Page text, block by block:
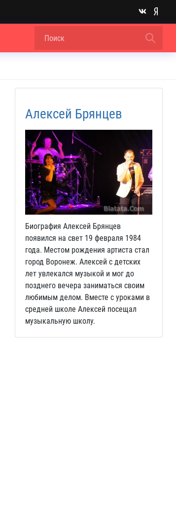
Алексей Брянцев
Биография Алексей Брянцев
появился на свет 19 февраля 1984
года. Местом рождения артиста стал
город Воронеж. Алексей с детских
лет увлекался музыкой и мог до
позднего вечера заниматься своим
любимым делом. Вместе с уроками в
средней школе Алексей посещал
музыкальную школу.